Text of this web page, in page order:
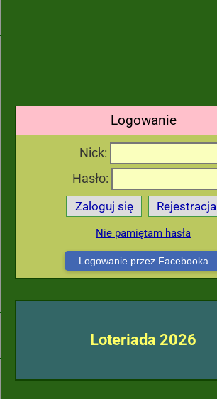
Logowanie
Nick:
Hasło:
Zaloguj się Rejestracja
Nie pamiętam hasła
Logowanie przez Facebooka
Loteriada 2026